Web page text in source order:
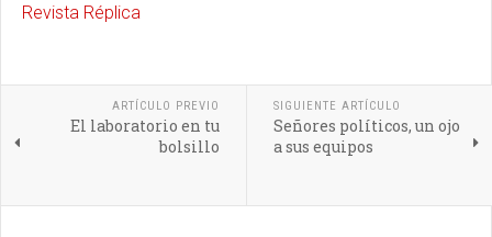
Revista Réplica
ARTÍCULO PREVIO
El laboratorio en tu
bolsillo
SIGUIENTE ARTÍCULO
Señores políticos, un ojo
a sus equipos